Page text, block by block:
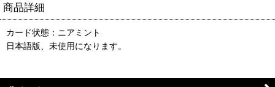
商品詳細
カード状態：ニアミント
日本語版、未使用になります。